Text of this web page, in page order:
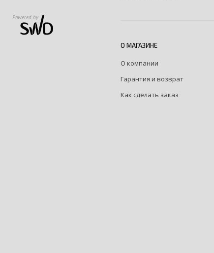
Powered by
О МАГАЗИНЕ
О компании
Гарантия и возврат
Как сделать заказ